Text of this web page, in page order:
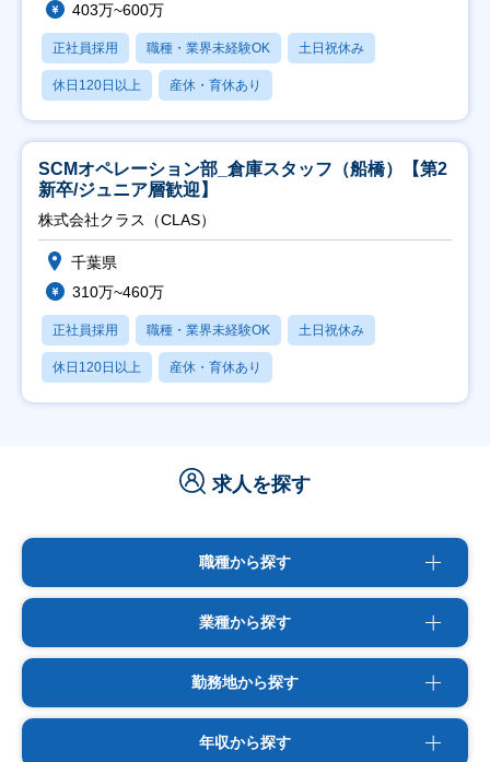
403万~600万
正社員採用 職種・業界未経験OK 土日祝休み
休日120日以上 産休・育休あり
SCMオペレーション部_倉庫スタッフ（船橋）【第2
新卒/ジュニア層歓迎】
株式会社クラス（CLAS）
千葉県
310万~460万
正社員採用 職種・業界未経験OK 土日祝休み
休日120日以上 産休・育休あり
求人を探す
職種から探す
業種から探す
勤務地から探す
年収から探す